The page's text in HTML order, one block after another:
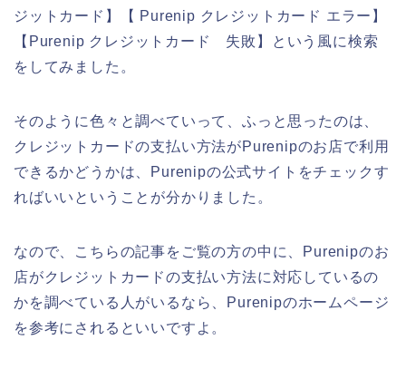
ジットカード】【 Purenip クレジットカード エラー】
【Purenip クレジットカード 失敗】という風に検索
をしてみました。
そのように色々と調べていって、ふっと思ったのは、
クレジットカードの支払い方法がPurenipのお店で利用
できるかどうかは、Purenipの公式サイトをチェックす
ればいいということが分かりました。
なので、こちらの記事をご覧の方の中に、Purenipのお
店がクレジットカードの支払い方法に対応しているの
かを調べている人がいるなら、Purenipのホームページ
を参考にされるといいですよ。